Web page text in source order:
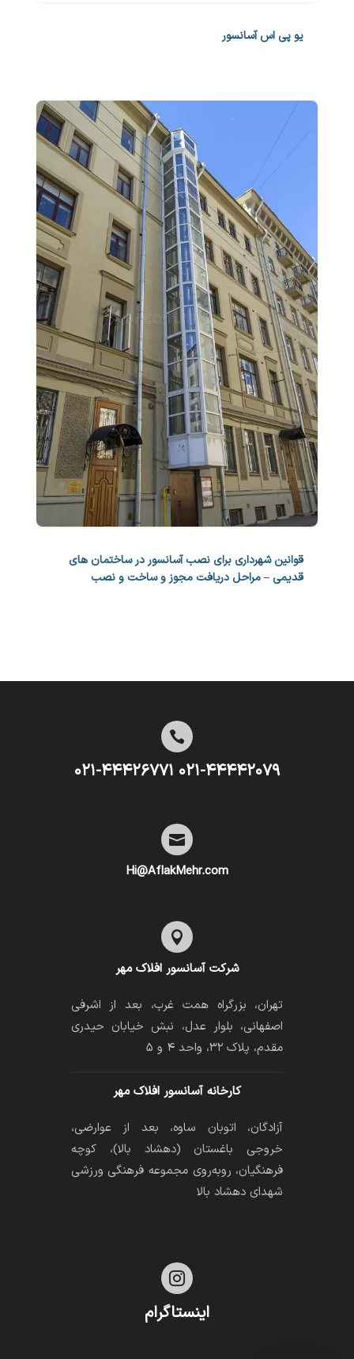
یو پی اس آسانسور
قوانین شهرداری برای نصب آسانسور در ساختمان های
قدیمی – مراحل دریافت مجوز و ساخت و نصب

۰۲۱-۴۴۴۴۲۰۷۹ ۰۲۱-۴۴۴۲۶۷۷۱

Hi@AflakMehr.com

شرکت آسانسور افلاک مهر
تهران، بزرگراه همت غرب، بعد از اشرفی
اصفهانی، بلوار عدل، نبش خیابان حیدری
مقدم، پلاک ۳۲، واحد ۴ و ۵
کارخانه آسانسور افلاک مهر
آزادگان، اتوبان ساوه، بعد از عوارضی،
خروجی باغستان (دهشاد بالا)، کوچه
فرهنگیان، رو‌به‌روی مجموعه فرهنگی ورزشی
شهدای دهشاد بالا

اینستاگرام